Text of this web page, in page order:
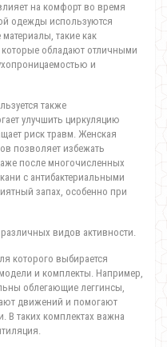
на комфорт во время
одежды используются
такие как
которые обладают отличными
и
также
улучшить циркуляцию
риск травм. Женская
позволяет избежать
после многочисленных
с антибактериальными
запах, особенно при
видов активности.
которого выбирается
и комплекты. Например,
облегающие леггинсы,
движений и помогают
В таких комплектах важна